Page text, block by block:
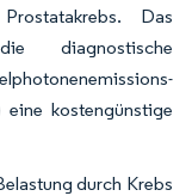
Prostatakrebs. Das
diagnostische
kostengünstige
durch Krebs